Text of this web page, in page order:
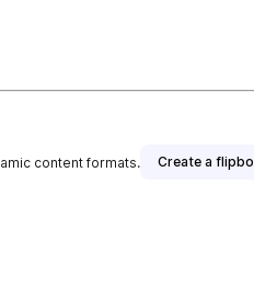
content formats. Create a